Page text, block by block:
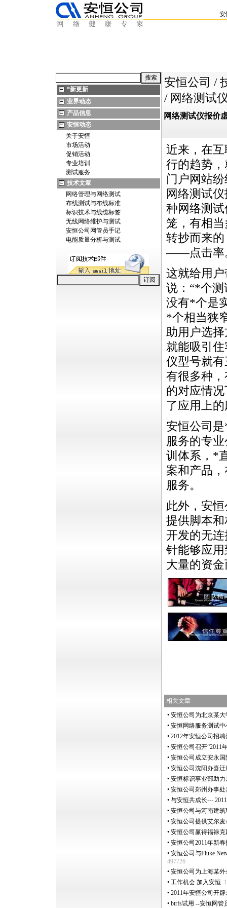
安
*新更新
业界动态
产品信息
安恒动态
关于安恒
市场活动
促销活动
专业培训
测试服务
技术文章
网络管理与网络测试
布线测试与布线标准
标识技术与线缆标签
无线网络维护与测试
安恒公司网管员手记
电能质量分析与测试
安恒公司 /
/ 网络测试
网络测试仪报价
近来，在
行的趋势
门户网站
网络测试
种网络测
笼，有相
转抄而来
——点击率
这就给用
说：“*个测
没有*个是
*个相当狭
助用户选
就能吸引
仪型号就
有很多种
的对应情
了应用上
安恒公司是
服务的专
训体系， *
案和产品
服务。
此外，安
提供脚本
开发的无
针能够应
大量的资
相关文章
• 安恒公司为北京某
• 安恒网络服务测试
• 2012年安恒公司招
• 安恒公司召开“2011
• 安恒公司成立安永
• 安恒公司沈阳办喜迁
• 安恒标识事业部助
• 安恒公司郑州办事
• 与安恒共成长---
• 安恒公司与河南建
• 安恒公司提供艾尔
• 安恒公司赢得福禄克
• 安恒公司2011年新
• 安恒公司与Fluke
497726
• 安恒公司为上海某
• 工作机会 加入安恒
• 2011年安恒公司开
• btrfs试用 --安恒网管